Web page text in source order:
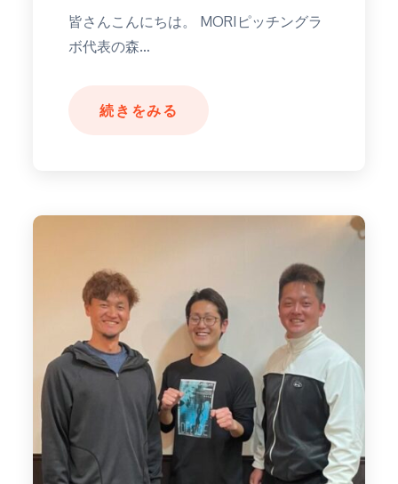
皆さんこんにちは。 MORIピッチングラ
ボ代表の森…
続きをみる